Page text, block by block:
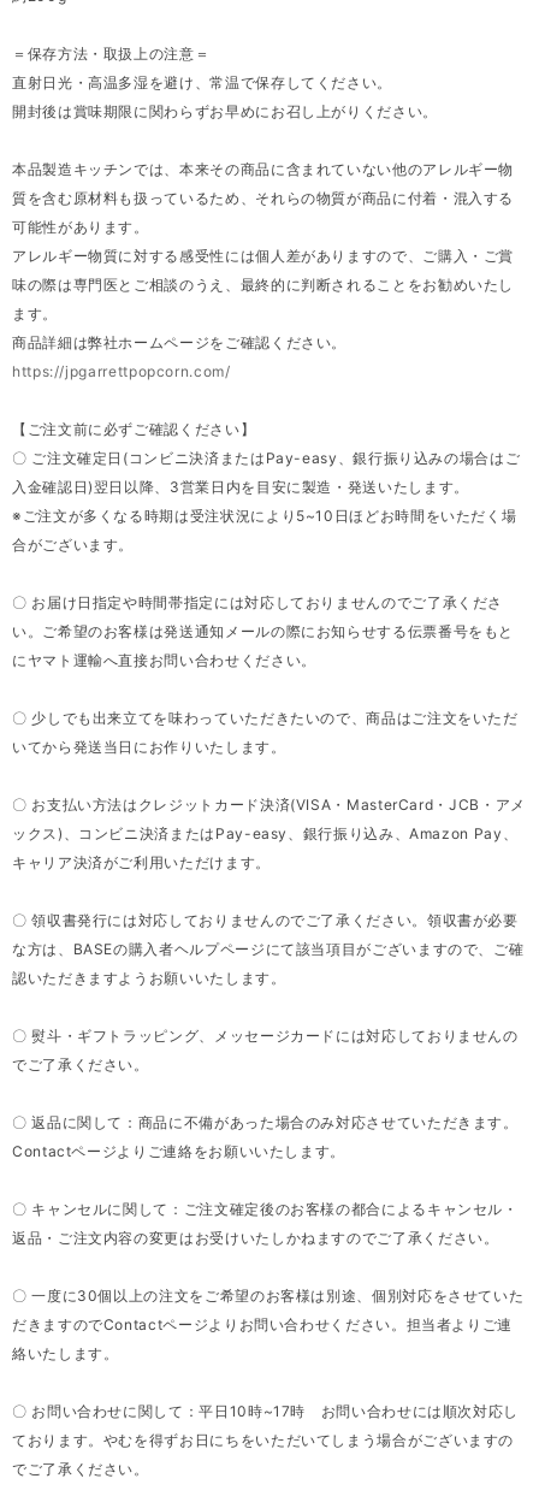
＝保存方法・取扱上の注意＝
直射日光・高温多湿を避け、常温で保存してください。
開封後は賞味期限に関わらずお早めにお召し上がりください。
本品製造キッチンでは、本来その商品に含まれていない他のアレルギー物
質を含む原材料も扱っているため、それらの物質が商品に付着・混入する
可能性があります。
アレルギー物質に対する感受性には個人差がありますので、ご購入・ご賞
味の際は専門医とご相談のうえ、最終的に判断されることをお勧めいたし
ます。
商品詳細は弊社ホームページをご確認ください。
https://jpgarrettpopcorn.com/
【ご注文前に必ずご確認ください】
〇 ご注文確定日(コンビニ決済またはPay-easy、銀行振り込みの場合はご
入金確認日)翌日以降、3営業日内を目安に製造・発送いたします。
※ご注文が多くなる時期は受注状況により5~10日ほどお時間をいただく場
合がございます。
〇 お届け日指定や時間帯指定には対応しておりませんのでご了承くださ
い。ご希望のお客様は発送通知メールの際にお知らせする伝票番号をもと
にヤマト運輸へ直接お問い合わせください。
〇 少しでも出来立てを味わっていただきたいので、商品はご注文をいただ
いてから発送当日にお作りいたします。
〇 お支払い方法はクレジットカード決済(VISA・MasterCard・JCB・アメ
ックス)、コンビニ決済またはPay-easy、銀行振り込み、Amazon Pay、
キャリア決済がご利用いただけます。
〇 領収書発行には対応しておりませんのでご了承ください。領収書が必要
な方は、BASEの購入者ヘルプページにて該当項目がございますので、ご確
認いただきますようお願いいたします。
〇 熨斗・ギフトラッピング、メッセージカードには対応しておりませんの
でご了承ください。
〇 返品に関して：商品に不備があった場合のみ対応させていただきます。
Contactページよりご連絡をお願いいたします。
〇 キャンセルに関して：ご注文確定後のお客様の都合によるキャンセル・
返品・ご注文内容の変更はお受けいたしかねますのでご了承ください。
〇 一度に30個以上の注文をご希望のお客様は別途、個別対応をさせていた
だきますのでContactページよりお問い合わせください。担当者よりご連
絡いたします。
〇 お問い合わせに関して：平日10時~17時 お問い合わせには順次対応し
ております。やむを得ずお日にちをいただいてしまう場合がございますの
でご了承ください。